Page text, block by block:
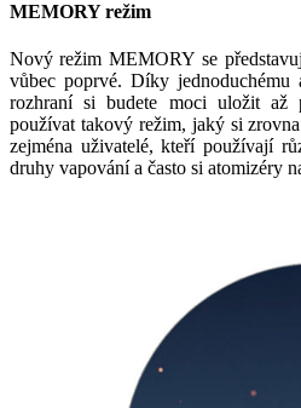
MEMORY režim
Nový režim MEMORY se
vůbec poprvé. Díky jednoduchému
rozhraní si budete moci uložit až
používat takový režim, jaký si
zejména uživatelé, kteří používají
druhy vapování a často si atomizéry